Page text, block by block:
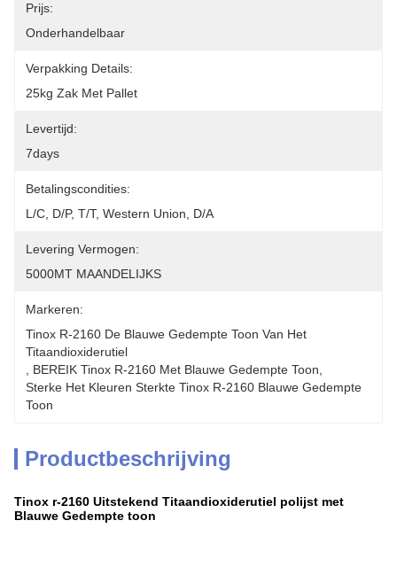
Prijs:
Onderhandelbaar
Verpakking Details:
25kg Zak Met Pallet
Levertijd:
7days
Betalingscondities:
L/C, D/P, T/T, Western Union, D/A
Levering Vermogen:
5000MT MAANDELIJKS
Markeren:
Tinox R-2160 De Blauwe Gedempte Toon Van Het
Titaandioxiderutiel
BEREIK Tinox R-2160 Met Blauwe Gedempte Toon
Sterke Het Kleuren Sterkte Tinox R-2160 Blauwe Gedempte
Toon
Productbeschrijving
Tinox r-2160 Uitstekend Titaandioxiderutiel polijst met
Blauwe Gedempte toon